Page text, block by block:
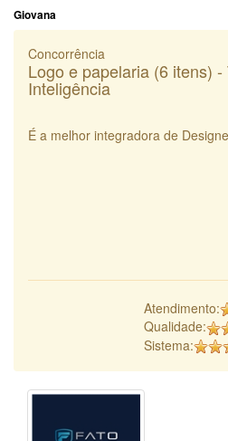
Giovana
Concorrência
Logo e papelaria (6 itens) -
Inteligência
É a melhor integradora de
Atendimento:
Qualidade:
Sistema: